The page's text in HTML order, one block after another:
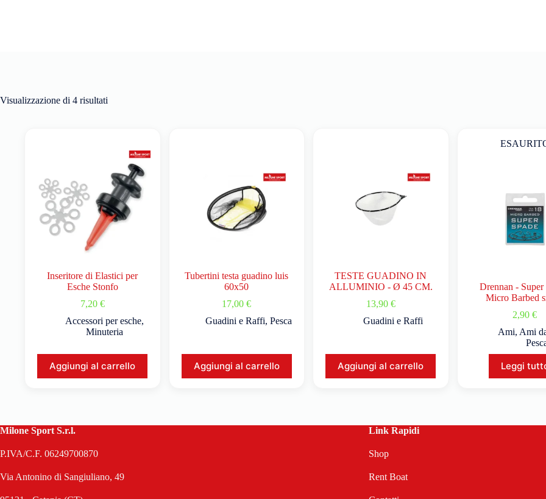
Visualizzazione di 4 risultati
Inseritore di Elastici per
Esche Stonfo
7,20 €
Accessori per esche,
Minuteria
Aggiungi al carrello
Tubertini testa guadino luis
60x50
17,00€
Guadini e Raffi,Pesca
Aggiungi al carrello
TESTE GUADINO IN
ALLUMINIO - Ø 45 CM.
13,90 €
Guadini e Raffi
Aggiungi al carrello
Drennan - Super
Micro Barbed
2,90€
Ami, Ami
Leggi
Milone Sport S.r.l.
P.IVA/C.F. 06249700870
Via Antonino di Sangiuliano, 49
Link Rapidi
Shop
Rent Boat